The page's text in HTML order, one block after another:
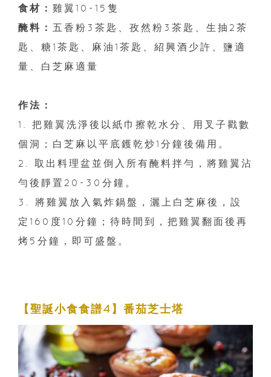
食材： 雞翼10-15隻
醃料： 五香粉3茶匙、孜然粉3茶匙、生抽2茶
匙、糖1茶匙、麻油1茶匙、紹興酒少許、鹽適
量、白芝麻適量
作法：
1. 把雞翼洗淨後以紙巾擦乾水分、用叉子戳數
個洞；白芝麻以平底鑊乾炒1分鐘後備用。
2. 取出料理盆並倒入所有醃料拌勻，將雞翼沾
勻後靜置20-30分鐘。
3. 將雞翼放入氣炸鍋盤，灑上白芝麻後，設
定160度10分鐘；待時間到，把雞翼翻面後再
烤5分鐘，即可盛盤。
【聖誕小食食譜4】番茄芝士塔